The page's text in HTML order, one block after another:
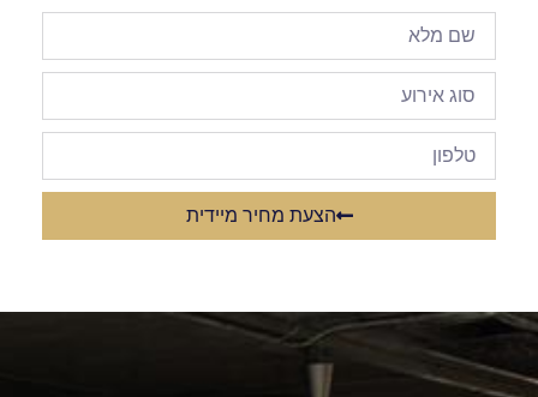
הצעת מחיר מיידית